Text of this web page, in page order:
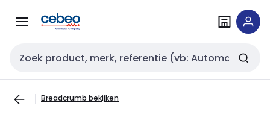
naar
naar
Zoekveld invoer
Breadcrumb bekijken